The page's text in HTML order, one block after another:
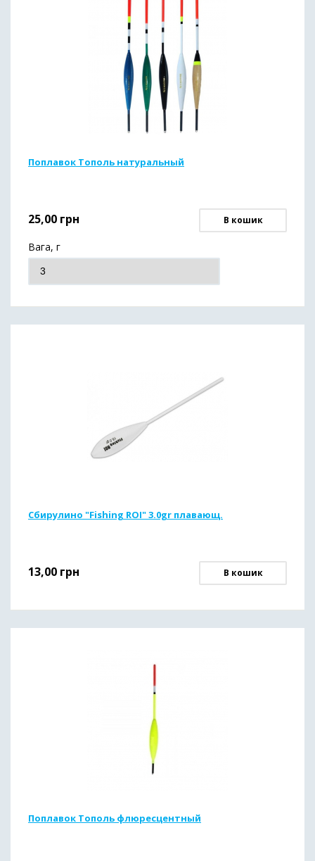
Поплавок Тополь натуральный
25,00 грн В кошик
Вага, г
Сбирулино "Fishing ROI" 3.0gr плавающ.
13,00 грн В кошик
Поплавок Тополь флюресцентный